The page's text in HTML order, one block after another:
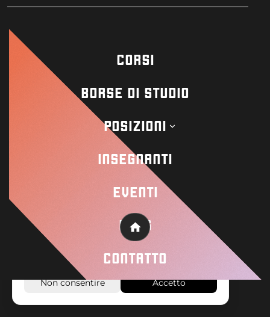
CORSI
BORSE DI STUDIO
POSIZIONI
INSEGNANTI
EVENTI
BLOG
CONTATTO
Home
Contact
© 2026 Wisseloord
Su questo sito web vengono utilizzati cookie
e tecniche simili per garantire il corretto
funzionamento del sito e per analizzare come
viene utilizzato.